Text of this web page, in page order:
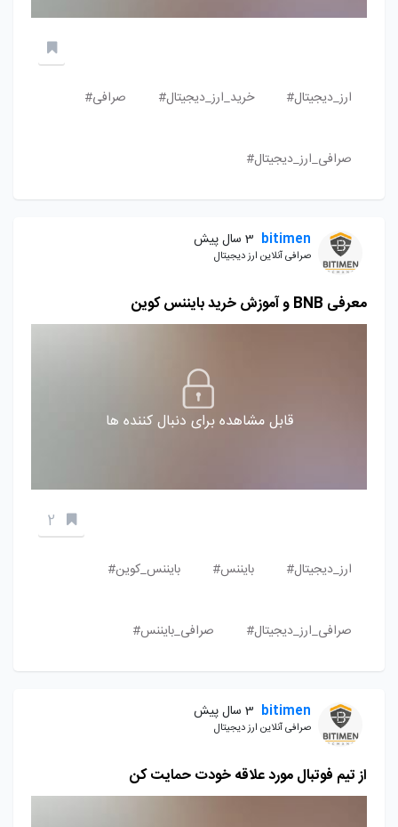
ارز_دیجیتال# خرید_ارز_دیجیتال# صرافی#
صرافی_ارز_دیجیتال#
bitimen 3 سال پیش
صرافی آنلاین ارز دیجیتال
معرفی BNB و آموزش خرید بایننس کوین
قابل مشاهده برای دنبال کننده ها
2
ارز_دیجیتال# بایننس# بایننس_کوین#
صرافی_ارز_دیجیتال# صرافی_بایننس#
bitimen 3 سال پیش
صرافی آنلاین ارز دیجیتال
از تیم فوتبال مورد علاقه خودت حمایت کن